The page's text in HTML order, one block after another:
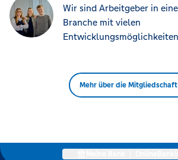
Wir sind Arbeitgeber in
Branche mit vielen
Mehr über die Mitgliedschaft